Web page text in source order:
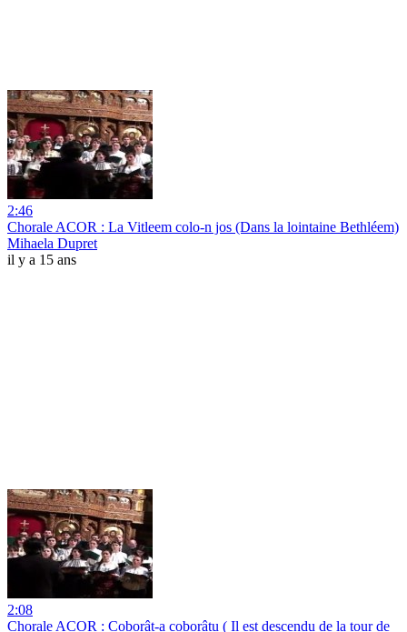
2:46
Chorale ACOR : La Vitleem colo-n jos (Dans la lointaine Bethléem)
Mihaela Dupret
il y a 15 ans
2:08
Chorale ACOR : Coborât-a coborâtu ( Il est descendu de la tour de